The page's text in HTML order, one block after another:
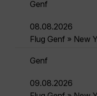
Genf
08.08.2026
Flug Genf » New
Genf
09.08.2026